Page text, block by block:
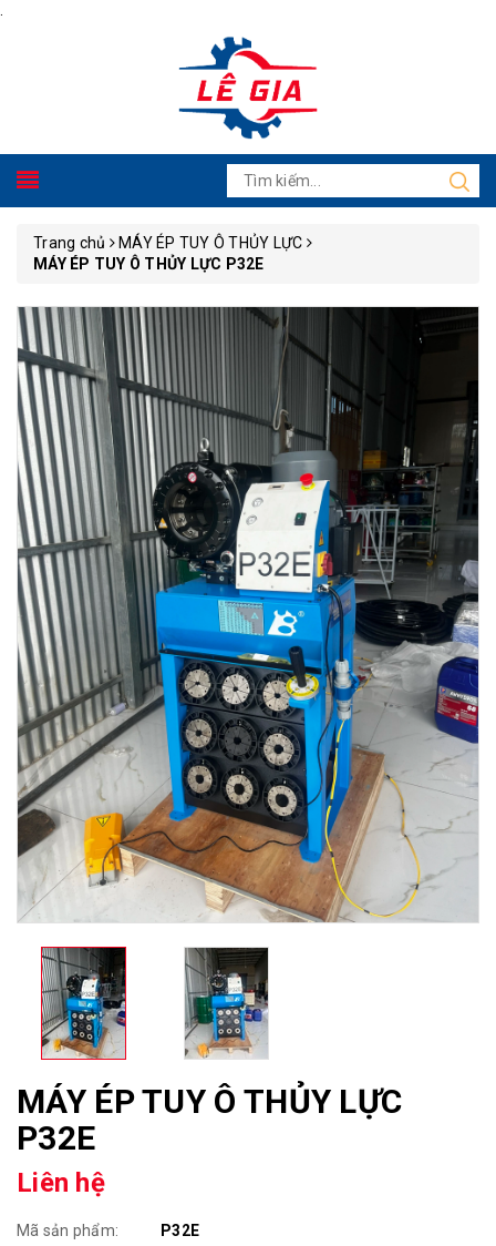
Trang chủ
MÁY ÉP TUY Ô THỦY LỰC
MÁY ÉP TUY Ô THỦY LỰC P32E
MÁY ÉP TUY Ô THỦY LỰC
P32E
Liên hệ
Mã sản phẩm:
P32E